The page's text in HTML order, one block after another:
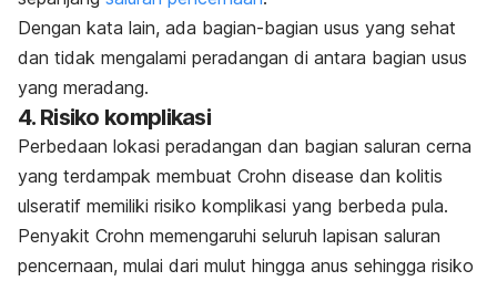
Dengan kata lain, ada bagian-bagian usus yang sehat
dan tidak mengalami peradangan di antara bagian usus
yang meradang.
4. Risiko komplikasi
Perbedaan lokasi peradangan dan bagian saluran cerna
yang terdampak membuat Crohn disease dan kolitis
ulseratif memiliki risiko komplikasi yang berbeda pula.
Penyakit Crohn memengaruhi seluruh lapisan saluran
pencernaan, mulai dari mulut hingga anus sehingga risiko